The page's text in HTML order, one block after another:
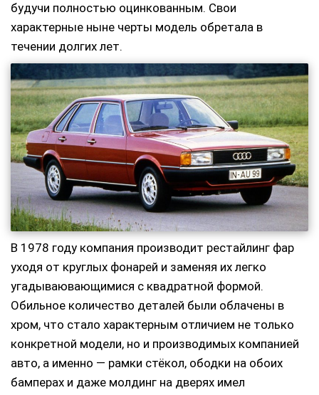
будучи полностью оцинкованным. Свои
характерные ныне черты модель обретала в
течении долгих лет.
В 1978 году компания производит рестайлинг фар
уходя от круглых фонарей и заменяя их легко
угадываювающимися с квадратной формой.
Обильное количество деталей были облачены в
хром, что стало характерным отличием не только
конкретной модели, но и производимых компанией
авто, а именно — рамки стёкол, ободки на обоих
бамперах и даже молдинг на дверях имел